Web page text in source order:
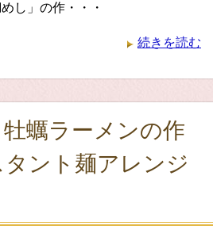
し」の作・・・
続きを読む
蠣ラーメンの作
タント麺アレンジ